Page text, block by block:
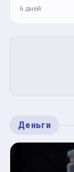
6 дней
Деньги